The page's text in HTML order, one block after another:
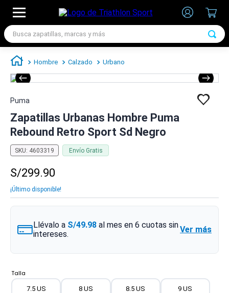
Busca zapatillas, marcas y más
Hombre Calzado Urbano
Puma
Zapatillas Urbanas Hombre Puma
Rebound Retro Sport Sd Negro
SKU: 4603319 Envío Gratis
S/299.90
¡Último disponible!
Llévalo a S/49.98 al mes en 6 cuotas sin
intereses.
Ver más
Talla
7.5 US 8 US 8.5 US 9 US
4.
zapatillas adidas mujer
6.
zapatillas nike hombre
7. zapatillas nike mujer